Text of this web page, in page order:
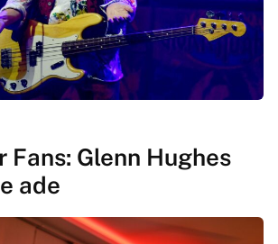
Fans: Glenn Hughes
ade